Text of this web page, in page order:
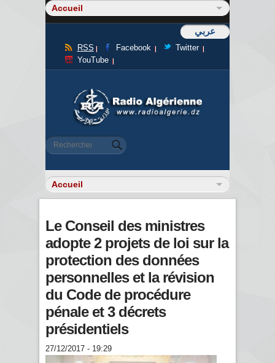
عربي
RSS Facebook
Twitter
YouTube
Formulaire de recherche
Rechercher
Le Conseil des ministres
adopte 2 projets de loi sur la
protection des données
personnelles et la révision
du Code de procédure
pénale et 3 décrets
présidentiels
27/12/2017 - 19:29